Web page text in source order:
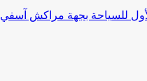
للسياحة بجهة مراكش آسفي